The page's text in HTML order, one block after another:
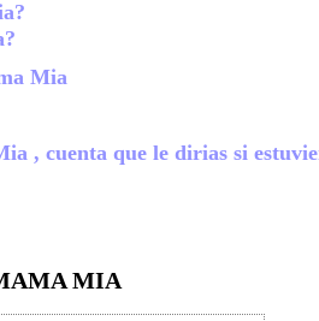
Mia
, cuenta que le dirias si
MIA